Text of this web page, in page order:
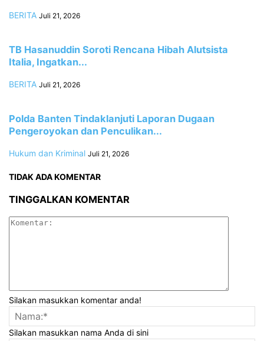
BERITA Juli 21, 2026
TB Hasanuddin Soroti Rencana Hibah Alutsista
Italia, Ingatkan...
BERITA Juli 21, 2026
Polda Banten Tindaklanjuti Laporan Dugaan
Pengeroyokan dan Penculikan...
Hukum dan Kriminal Juli 21, 2026
TIDAK ADA KOMENTAR
TINGGALKAN KOMENTAR
Silakan masukkan komentar anda!
Silakan masukkan nama Anda di sini